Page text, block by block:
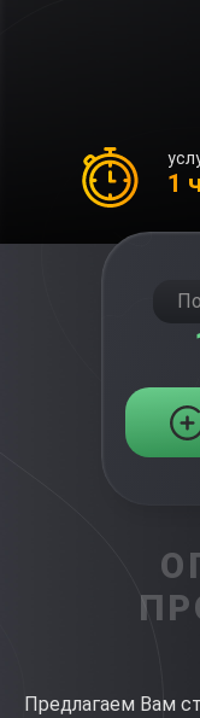
1
Предлагаем Вам